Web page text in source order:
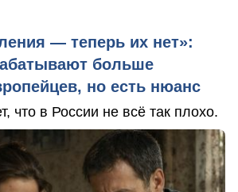
— теперь их нет»:
больше
но есть нюанс
что в России не всё так плохо.